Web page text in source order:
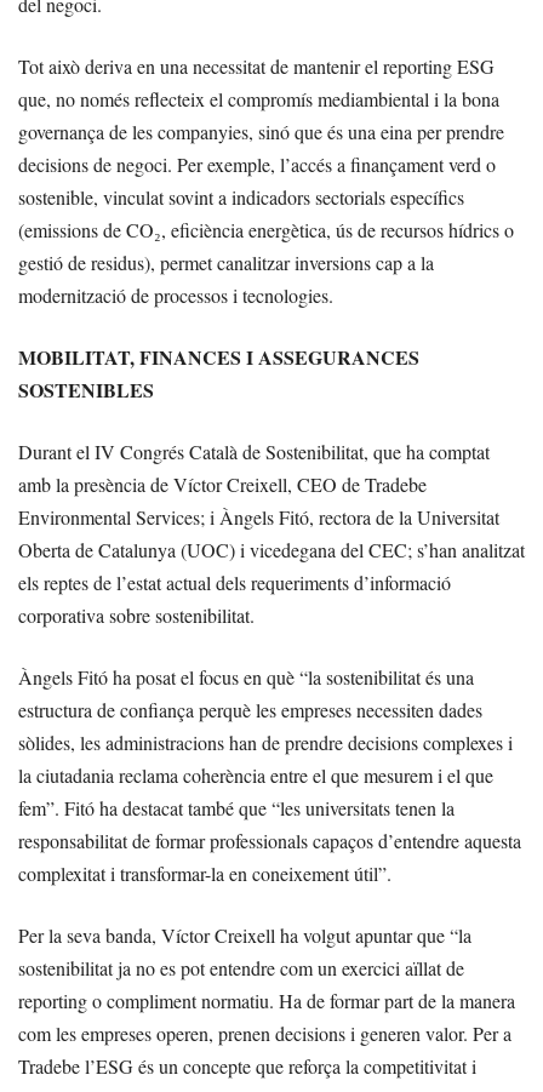
Tot això deriva en una necessitat de mantenir el reporting ESG
que, no només reflecteix el compromís mediambiental i la bona
governança de les companyies, sinó que és una eina per prendre
decisions de negoci. Per exemple, l’accés a finançament verd o
sostenible, vinculat sovint a indicadors sectorials específics
(emissions de CO₂, eficiència energètica, ús de recursos hídrics o
gestió de residus), permet canalitzar inversions cap a la
modernització de processos i tecnologies.
MOBILITAT, FINANCES I ASSEGURANCES
SOSTENIBLES
Durant el IV Congrés Català de Sostenibilitat, que ha comptat
amb la presència de Víctor Creixell, CEO de Tradebe
Environmental Services; i Àngels Fitó, rectora de la Universitat
Oberta de Catalunya (UOC) i vicedegana del CEC; s’han analitzat
els reptes de l’estat actual dels requeriments d’informació
corporativa sobre sostenibilitat.
Àngels Fitó ha posat el focus en què “la sostenibilitat és una
estructura de confiança perquè les empreses necessiten dades
sòlides, les administracions han de prendre decisions complexes i
la ciutadania reclama coherència entre el que mesurem i el que
fem”. Fitó ha destacat també que “les universitats tenen la
responsabilitat de formar professionals capaços d’entendre aquesta
complexitat i transformar-la en coneixement útil”.
Per la seva banda, Víctor Creixell ha volgut apuntar que “la
sostenibilitat ja no es pot entendre com un exercici aïllat de
reporting o compliment normatiu. Ha de formar part de la manera
com les empreses operen, prenen decisions i generen valor. Per a
Tradebe l’ESG és un concepte que reforça la competitivitat i